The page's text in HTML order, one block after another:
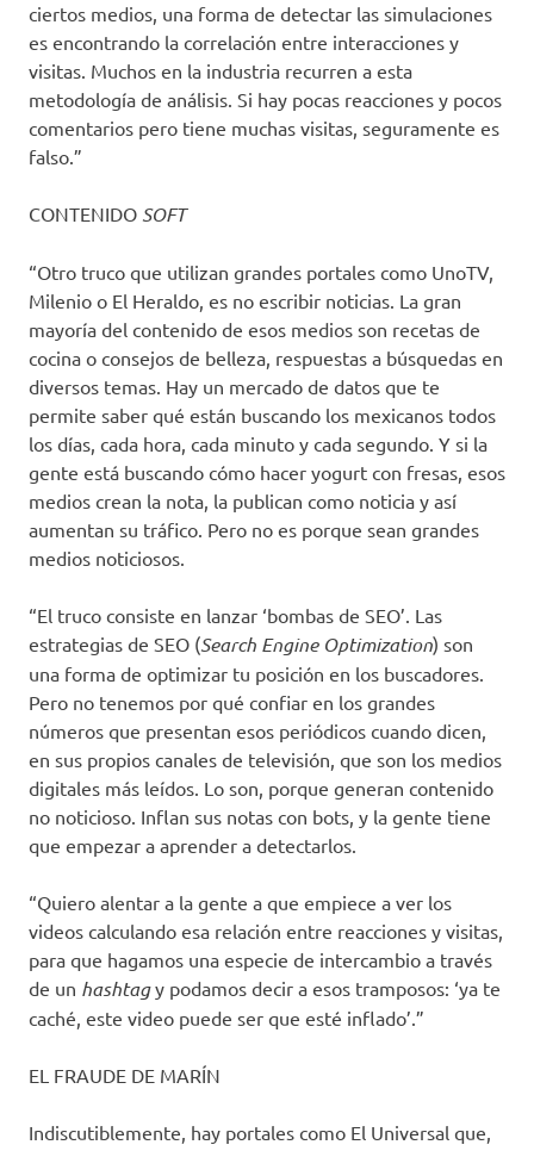
ciertos medios, una forma de detectar las simulaciones
es encontrando la correlación entre interacciones y
visitas. Muchos en la industria recurren a esta
metodología de análisis. Si hay pocas reacciones y pocos
comentarios pero tiene muchas visitas, seguramente es
falso.”
CONTENIDO SOFT
“Otro truco que utilizan grandes portales como UnoTV,
Milenio o El Heraldo, es no escribir noticias. La gran
mayoría del contenido de esos medios son recetas de
cocina o consejos de belleza, respuestas a búsquedas en
diversos temas. Hay un mercado de datos que te
permite saber qué están buscando los mexicanos todos
los días, cada hora, cada minuto y cada segundo. Y si la
gente está buscando cómo hacer yogurt con fresas, esos
medios crean la nota, la publican como noticia y así
aumentan su tráfico. Pero no es porque sean grandes
medios noticiosos.
“El truco consiste en lanzar ‘bombas de SEO’. Las
estrategias de SEO (Search Engine Optimization) son
una forma de optimizar tu posición en los buscadores.
Pero no tenemos por qué confiar en los grandes
números que presentan esos periódicos cuando dicen,
en sus propios canales de televisión, que son los medios
digitales más leídos. Lo son, porque generan contenido
no noticioso. Inflan sus notas con bots, y la gente tiene
que empezar a aprender a detectarlos.
“Quiero alentar a la gente a que empiece a ver los
videos calculando esa relación entre reacciones y visitas,
para que hagamos una especie de intercambio a través
de un hashtagy podamos decir a esos tramposos: ‘ya te
caché, este video puede ser que esté inflado’.”
EL FRAUDE DE MARÍN
Indiscutiblemente, hay portales como El Universal que,